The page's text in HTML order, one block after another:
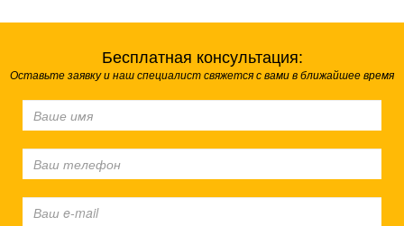
Бесплатная консультация:
Оставьте заявку и наш специалист свяжется с вами в ближайшее время